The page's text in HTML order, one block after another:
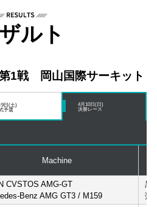
ルト
1戦 岡山国際サーキット
9日(土)
予選
4月10日(日)
決勝レース
Machine
CVSTOS AMG-GT
Benz AMG GT3 / M159
黒
蒲